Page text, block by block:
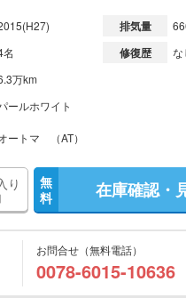
(H27) 排気量
名 修復歴 な
万km
ールホワイト
ートマ （AT）
り
無
料
在庫確認・
お問合せ（無料電話）
0078-6015-10636